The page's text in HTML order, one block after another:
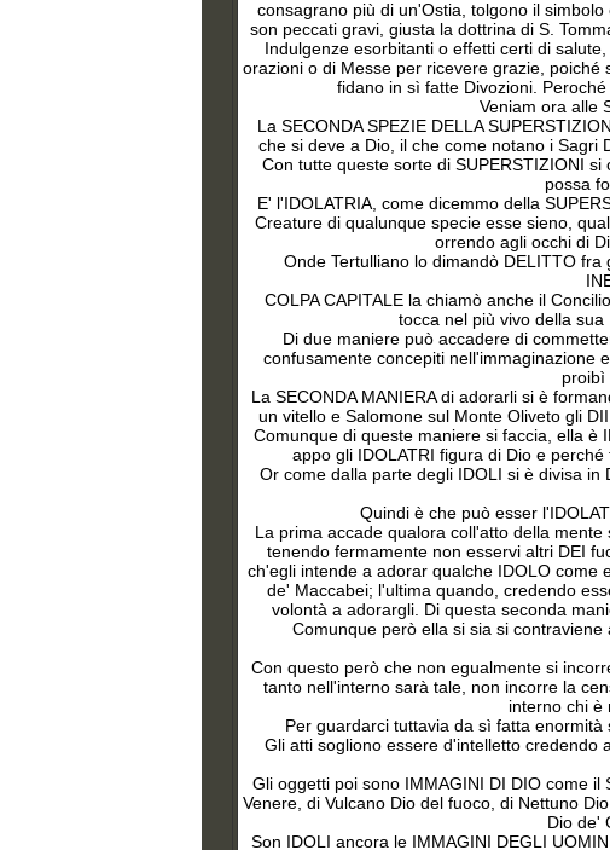
consagrano più di un'Ostia, tolgono il
son peccati gravi, giusta la dottrina di S.
Indulgenze esorbitanti o effetti certi di
orazioni o di Messe per ricevere grazie,
fidano in sì fatte Divozioni.
Veniam ora alle
La SECONDA SPEZIE DELLA
che si deve a Dio, il che come notano i Sagri
Con tutte queste sorte di SUPERSTIZIONI
possa
E' l'IDOLATRIA, come dicemmo della
Creature di qualunque specie esse sieno,
orrendo agli occhi di
Onde Tertulliano lo dimandò DELITTO
COLPA CAPITALE la chiamò anche il
tocca nel più vivo della
Di due maniere può accadere di
confusamente concepiti nell'immaginazione
proibì
La SECONDA MANIERA di adorarli si è
un vitello e Salomone sul Monte Oliveto gli
Comunque di queste maniere si faccia, ella è
appo gli IDOLATRI figura di Dio e
Or come dalla parte degli IDOLI si è divisa
Quindi è che può esser
La prima accade qualora coll'atto della
tenendo fermamente non esservi altri DEI
ch'egli intende a adorar qualche IDOLO come
de' Maccabei; l'ultima quando, credendo
volontà a adorargli. Di questa seconda
Comunque però ella si sia si
Con questo però che non egualmente si
tanto nell'interno sarà tale, non incorre la
interno chi è
Perguardarci tuttavia da sì fatta enormità
Gli atti sogliono essere d'intelletto credendo
Gli oggetti poi sono IMMAGINI DI DIO come
Venere, di Vulcano Dio del fuoco, di Nettuno
Dio de'
Son IDOLI ancora le IMMAGINI DEGLI